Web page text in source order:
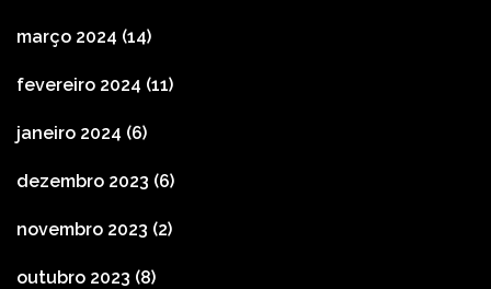
março 2024 (14)
fevereiro 2024 (11)
janeiro 2024 (6)
dezembro 2023 (6)
novembro 2023 (2)
outubro 2023 (8)